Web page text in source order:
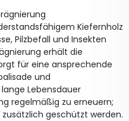
Kiefernholz
Pilzbefall und Insekten
erhält die
für eine ansprechende
und
Lebensdauer
regelmäßig zu erneuern;
geschützt werden.